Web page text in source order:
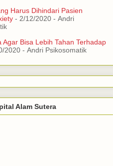
Harus Dihindari Pasien
- 2/12/2020 - Andri
Agar Bisa Lebih Tahan Terhadap
2020 - Andri Psikosomatik
Alam Sutera